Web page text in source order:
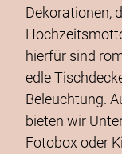
Dekorationen,
hierfür sind
edle
Beleuchtung.
bieten wir
Fotobox oder